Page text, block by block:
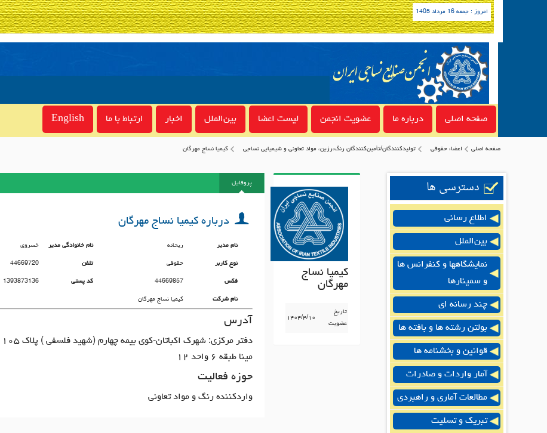
امروز : جمعه 16 مرداد 1405
صفحه اصلی درباره ما عضویت انجمن لیست اعضا بین‌الملل اخبار ارتباط با ما English
صفحه اصلی اعضاء حقوقی توليدكنندگان/تأمین‌کنندگان رنگ،رزین، مواد تعاوني و شیمیایی نساجي کیمیا نساج مهرگان
دسترسی ها
اطلاع رسانی
بین‌الملل
نمایشگاهها و کنفرانس ها
و سمینارها
چند رسانه ای
بولتن رشته ها و بافته ها
قوانین و بخشنامه ها
آمار واردات و صادرات
مطالعات آماری و راهبردی
تبریک و تسلیت
کیمیا نساج
مهرگان
تاریخ
عضویت
۱۴۰۴/۴/۱۰
پروفایل
درباره کیمیا نساج مهرگان
نام مدیر ریحانه نام خانوادگی مدیر خسروی
نوع کاربر حقوقی تلفن 44669720
فکس 44669857 کد پستی 1393873136
نام شرکت کیمیا نساج مهرگان
آدرس
مینا طبقه ۶ واحد ۱۲
حوزه فعالیت
واردکننده رنگ و مواد تعاونی